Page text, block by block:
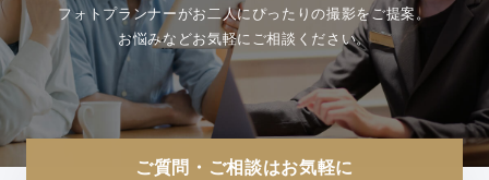
フォトプランナーがお二人にぴったりの撮影をご提案。
お悩みなどお気軽にご相談ください。
ご質問・ご相談はお気軽に